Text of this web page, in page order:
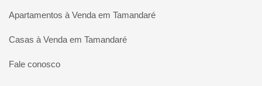
Apartamentos à Venda em Tamandaré
Casas à Venda em Tamandaré
Fale conosco